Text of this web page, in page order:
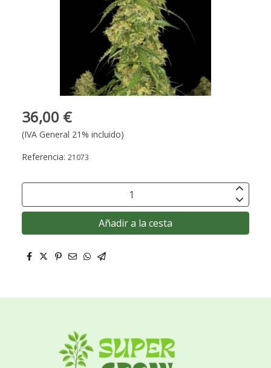
36,00 €
(IVA General 21% incluido)
Referencia: 21073
Añadir a la cesta